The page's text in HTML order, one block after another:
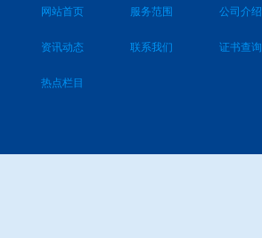
网站首页 服务范围 公司介绍
资讯动态 联系我们 证书查询
热点栏目